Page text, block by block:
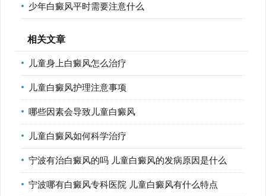
少年白癜风平时需要注意什么
相关文章
儿童身上白癜风怎么治疗
儿童白癜风护理注意事项
哪些因素会导致儿童白癜风
儿童白癜风如何科学治疗
宁波有治白癜风的吗 儿童白癜风的发病原因是什么
宁波哪有白癜风专科医院 儿童白癜风有什么特点